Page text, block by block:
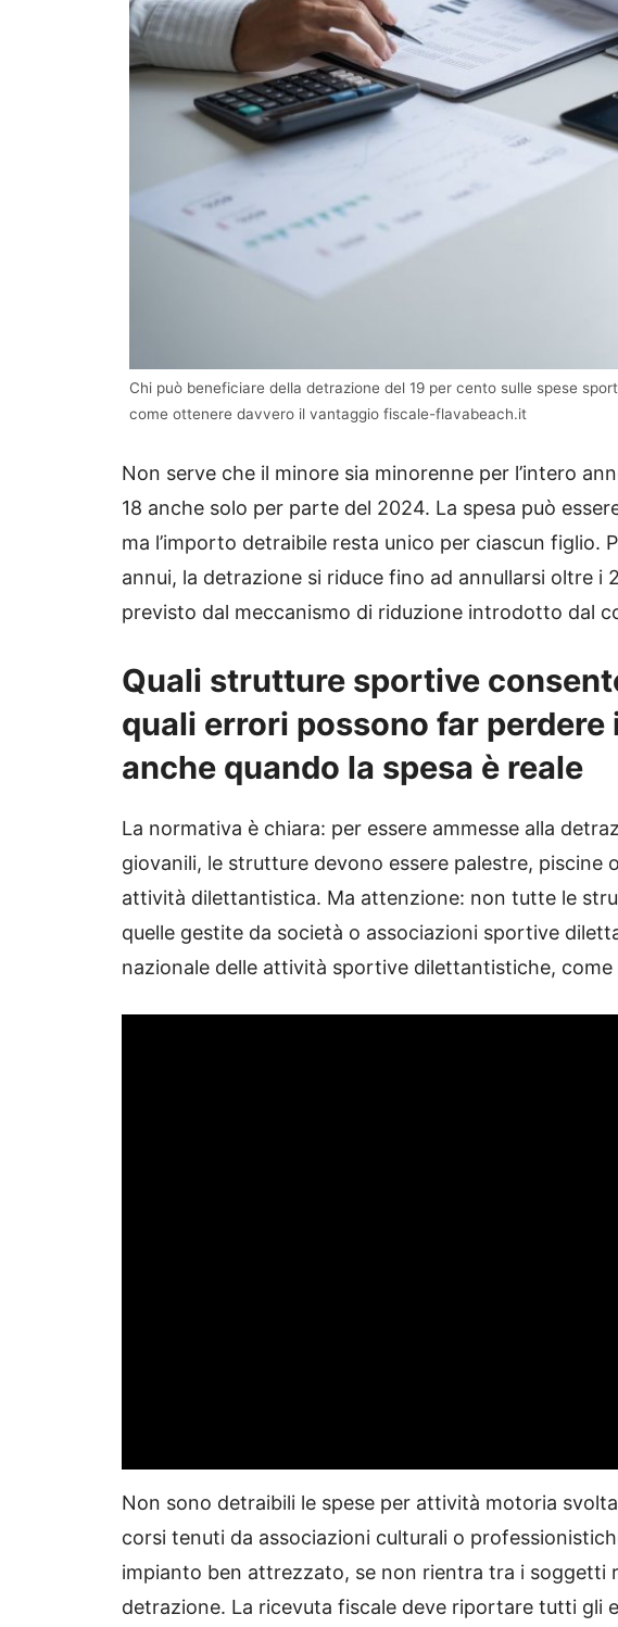
Chi può beneficiare della detrazione del 19 per cento sulle spese
come ottenere davvero il vantaggio fiscale-flavabeach.it
Non serve che il minore sia minorenne per l’intero
18 anche solo per parte del 2024. La spesa può
ma l’importo detraibile resta unico per ciascun figlio.
annui, la detrazione si riduce fino ad annullarsi oltre i
previsto dal meccanismo di riduzione introdotto dal
Quali strutture sportive
quali errori possono far
anche quando la spesa è reale
La normativa è chiara: per essere ammesse alla
giovanili, le strutture devono essere palestre,
attività dilettantistica. Ma attenzione: non tutte le
quelle gestite da società o associazioni sportive
nazionale delle attività sportive dilettantistiche, come
Non sono detraibili le spese per attività motoria
corsi tenuti da associazioni culturali o
impianto ben attrezzato, se non rientra tra i soggetti
detrazione. La ricevuta fiscale deve riportare tutti gli